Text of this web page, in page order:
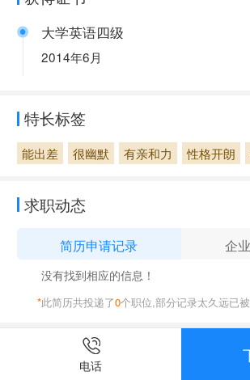
大学英语四级
2014年6月
特长标签
能出差 很幽默 有亲和力 性格开朗
求职动态
简历申请记录 企
没有找到相应的信息！
*此简历共投递了0个职位,部分记录太久远已
开平松******
广东侍******
鸿伟电******
电话